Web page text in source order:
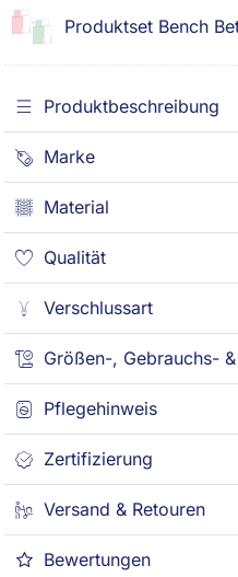
Produktset Bench
Produktbeschreibung
Marke
Material
Qualität
Verschlussart
Größen-, Gebrauchs-
Pflegehinweis
Zertifizierung
Versand & Retouren
Bewertungen